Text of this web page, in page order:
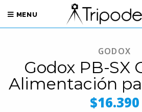
MENU
GODOX
Godox PB-SX
Alimentación
$16.390